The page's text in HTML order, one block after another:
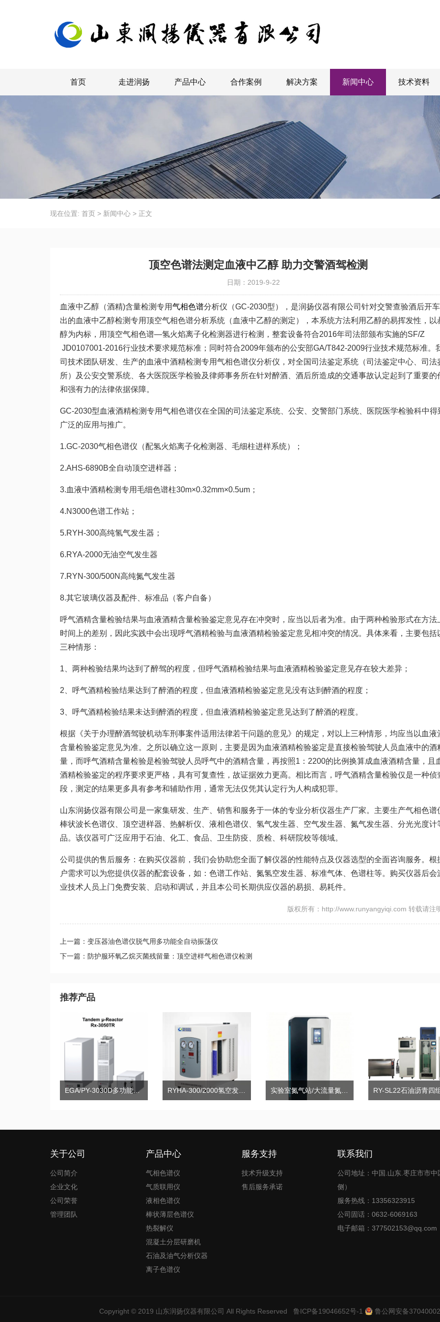
首页 走进润扬 产品中心 合作案例 解决方案 新闻中心 技术资料
现在位置: 首页 > 新闻中心 > 正文
顶空色谱法测定血液中乙醇 助力交警酒驾检测
日期：2019-9-22
血液中乙醇（酒精)含量检测专用气相色谱分析仪（GC-2030型），是润扬仪器有限公司针对交警查验酒后开
出的血液中乙醇检测专用顶空气相色谱分析系统（血液中乙醇的测定），本系统方法利用乙醇的易挥发性，以
醇为内标，用顶空气相色谱—氢火焰离子化检测器进行检测，整套设备符合2016年司法部颁布实施的SF/Z
JD0107001-2016行业技术要求规范标准；同时符合2009年颁布的公安部GA/T842-2009行业技术规范标准。
司技术团队研发、生产的血液中酒精检测专用气相色谱仪分析仪，对全国司法鉴定系统（司法鉴定中心、司法
所）及公安交警系统、各大医院医学检验及律师事务所在针对醉酒、酒后所造成的交通事故认定起到了重要的
和强有力的法律依据保障。
GC-2030型血液酒精检测专用气相色谱仪在全国的司法鉴定系统、公安、交警部门系统、医院医学检验科中得
广泛的应用与推广。
1.GC-2030气相色谱仪（配氢火焰离子化检测器、毛细柱进样系统）；
2.AHS-6890B全自动顶空进样器；
3.血液中酒精检测专用毛细色谱柱30m×0.32mm×0.5um；
4.N3000色谱工作站；
5.RYH-300高纯氢气发生器；
6.RYA-2000无油空气发生器
7.RYN-300/500N高纯氮气发生器
8.其它玻璃仪器及配件、标准品（客户自备）
呼气酒精含量检验结果与血液酒精含量检验鉴定意见存在冲突时，应当以后者为准。由于两种检验形式在方法
时间上的差别，因此实践中会出现呼气酒精检验与血液酒精检验鉴定意见相冲突的情况。具体来看，主要包括
三种情形：
1、两种检验结果均达到了醉驾的程度，但呼气酒精检验结果与血液酒精检验鉴定意见存在较大差异；
2、呼气酒精检验结果达到了醉酒的程度，但血液酒精检验鉴定意见没有达到醉酒的程度；
3、呼气酒精检验结果未达到醉酒的程度，但血液酒精检验鉴定意见达到了醉酒的程度。
根据《关于办理醉酒驾驶机动车刑事案件适用法律若干问题的意见》的规定，对以上三种情形，均应当以血液
含量检验鉴定意见为准。之所以确立这一原则，主要是因为血液酒精检验鉴定是直接检验驾驶人员血液中的酒
量，而呼气酒精含量检验是检验驾驶人员呼气中的酒精含量，再按照1：2200的比例换算成血液酒精含量，且
酒精检验鉴定的程序要求更严格，具有可复查性，故证据效力更高。相比而言，呼气酒精含量检验仅是一种侦
段，测定的结果更多具有参考和辅助作用，通常无法仅凭其认定行为人构成犯罪。
山东润扬仪器有限公司是一家集研发、生产、销售和服务于一体的专业分析仪器生产厂家。主要生产气相色谱
棒状波长色谱仪、顶空进样器、热解析仪、液相色谱仪、氢气发生器、空气发生器、氮气发生器、分光光度计
品。该仪器可广泛应用于石油、化工、食品、卫生防疫、质检、科研院校等领域。
公司提供的售后服务：在购买仪器前，我们会协助您全面了解仪器的性能特点及仪器选型的全面咨询服务。根
户需求可以为您提供仪器的配套设备，如：色谱工作站、氮氢空发生器、标准气体、色谱柱等。购买仪器后会
业技术人员上门免费安装、启动和调试，并且本公司长期供应仪器的易损、易耗件。
版权所有：http://www.runyangyiqi.com 转载请注
上一篇：变压器油色谱仪脱气用多功能全自动振荡仪
下一篇：防护服环氧乙烷灭菌残留量：顶空进样气相色谱仪检测
推荐产品
EGA/PY-3030D多功能热脱附/热裂解器 RYHA-300/2000氢空发生器 实验室氮气站/大流量氮气发生器N-30L～100L
关于公司
公司简介
企业文化
公司荣誉
管理团队
产品中心
气相色谱仪
气质联用仪
液相色谱仪
棒状薄层色谱仪
热裂解仪
混凝土分层研磨机
石油及油气分析仪器
离子色谱仪
服务支持
技术升级支持
售后服务承诺
联系我们
公司地址：中国.山东.枣庄市市
侧）
服务热线：13356323915
公司固话：0632-6069163
电子邮箱：377502153@qq.com
Copyright © 2019 山东润扬仪器有限公司 All Rights Reserved 鲁ICP备19046652号-1 鲁公网安备